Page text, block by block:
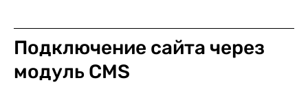
Подключение сайта через
модуль CMS